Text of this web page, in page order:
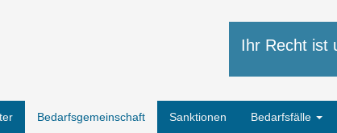
Ihr Recht ist
Problem
Bedarfsgemeinschaft Sanktionen Bedarfsfälle